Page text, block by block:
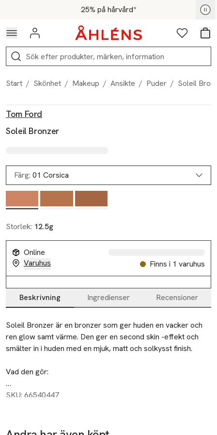
Hoppa till navigationsmenyn25% på hårvård*
För medlemmar - Shoppa nu
Logga in Favoriter
Sök
Start / Skönhet / Makeup / Ansikte / Puder / Soleil
Tom Ford
Soleil Bronzer
Färg: 01 Corsica
Storlek: 12.5g
Online
Varuhus
Finns i 1 varuhus
Beskrivning Ingredienser Recensioner
Beskrivning
Soleil Bronzer är en bronzer som ger huden en vacker och
ren glow samt värme. Den ger en second skin -effekt och
smälter in i huden med en mjuk, matt och solkysst finish.
Vad den gör:
Denna silkeslena bronzer smälter in i huden och ger en felfri,
och definierade konturer. Formulerad med mikrosfäriskt
SKU: 66540447